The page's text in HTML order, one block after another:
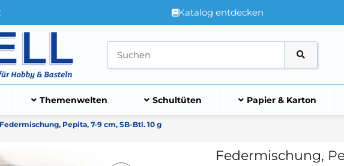
Katalog entdecken
Themenwelten Schultüten Papier & Karton
Federmischung, Pepita, 7-9 cm, SB-Btl. 10 g
Federmischung,